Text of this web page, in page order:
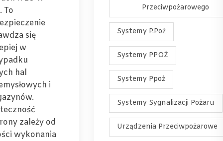
To
się
w
hal
i
zależy od
wykonania
Przeciwpożarowego
Systemy P.Poż
Systemy PPOŻ
Systemy Ppoż
Systemy Sygnalizacji Pożaru
Urządzenia Przeciwpożarowe